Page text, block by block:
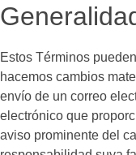
Estos Términos
hacemos cambios
envío de un correo
electrónico que
aviso prominente del